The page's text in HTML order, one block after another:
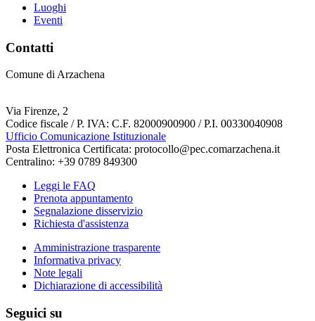
Luoghi
Eventi
Contatti
Comune di Arzachena
Via Firenze, 2
Codice fiscale / P. IVA: C.F. 82000900900 / P.I. 00330040908
Ufficio Comunicazione Istituzionale
Posta Elettronica Certificata: protocollo@pec.comarzachena.it
Centralino: +39 0789 849300
Leggi le FAQ
Prenota appuntamento
Segnalazione disservizio
Richiesta d'assistenza
Amministrazione trasparente
Informativa privacy
Note legali
Dichiarazione di accessibilità
Seguici su